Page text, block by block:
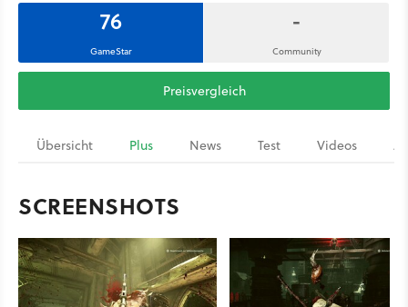
76
GameStar
-
Community
Preisvergleich
Übersicht Plus News Test Videos
SCREENSHOTS